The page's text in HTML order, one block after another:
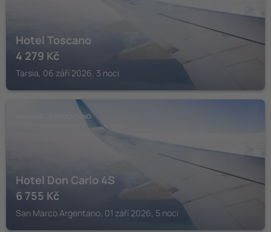
Hotel Toscano
4 279 Kč
Tarsia, 06 září 2026, 3 noci
SAN MARCO ARGENTANO
Hotel Don Carlo 4S
6 755 Kč
San Marco Argentano, 01 září 2026, 5 nocí